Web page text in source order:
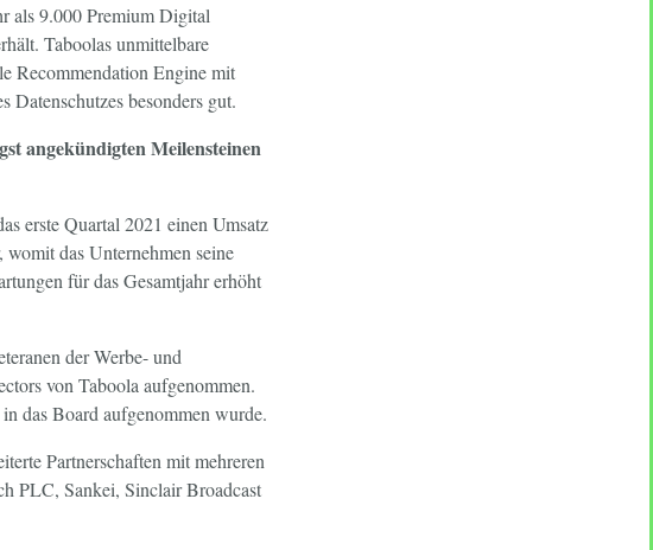
als 9.000 Premium Digital
Taboolas unmittelbare
Recommendation Engine mit
Datenschutzes besonders gut.
angekündigten Meilensteinen
erste Quartal 2021 einen Umsatz
das Unternehmen seine
für das Gesamtjahr erhöht
der Werbe- und
von Taboola aufgenommen.
das Board aufgenommen wurde.
Partnerschaften mit mehreren
PLC, Sankei, Sinclair Broadcast